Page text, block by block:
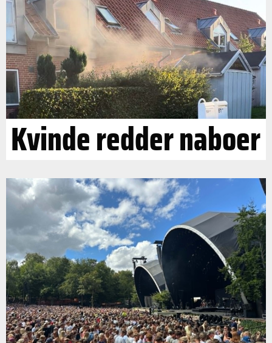
Kvinde redder naboer